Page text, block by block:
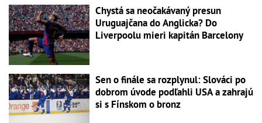
Chystá sa neočakávaný presun
Uruguajčana do Anglicka? Do
Liverpoolu mieri kapitán Barcelony
Sen o finále sa rozplynul: Slováci po
dobrom úvode podľahli USA a zahrajú
si s Fínskom o bronz